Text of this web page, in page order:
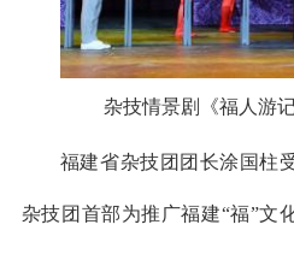
杂技情景剧《福人游
福建省杂技团团长涂国柱
杂技团首部为推广福建“福”文